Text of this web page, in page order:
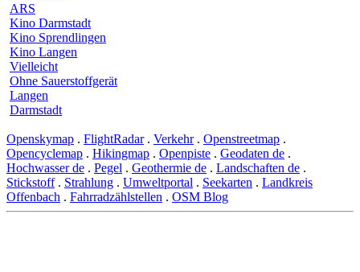
ARS
Kino Darmstadt
Kino Sprendlingen
Kino Langen
Vielleicht
Ohne Sauerstoffgerät
Langen
Darmstadt
Openskymap . FlightRadar. Verkehr. Openstreetmap .
Opencyclemap . Hikingmap . Openpiste . Geodaten de .
Hochwasser de . Pegel . Geothermie de . Landschaften de .
Stickstoff. Strahlung . Umweltportal . Seekarten . Landkreis
Offenbach . Fahrradzählstellen . OSM Blog